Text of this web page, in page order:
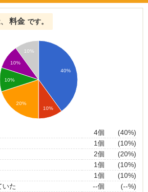
料金 です。
40%
10%
10%
10%
20%
10%
4個 (40%)
1個 (10%)
2個 (20%)
1個 (10%)
1個 (10%)
いた --個 (--%)